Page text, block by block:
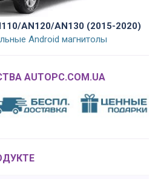
AN120/AN130 (2015-2020)
Android магнитолы
AUTOPC.COM.UA